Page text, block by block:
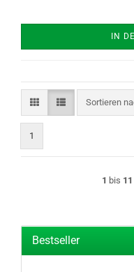
IN
Sortieren
Sortieren
1
1 bis 11
Bestseller